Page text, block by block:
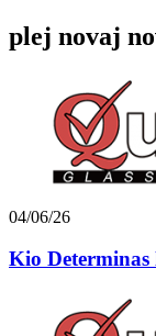
plej novaj
04/06/26
Kio Determinas